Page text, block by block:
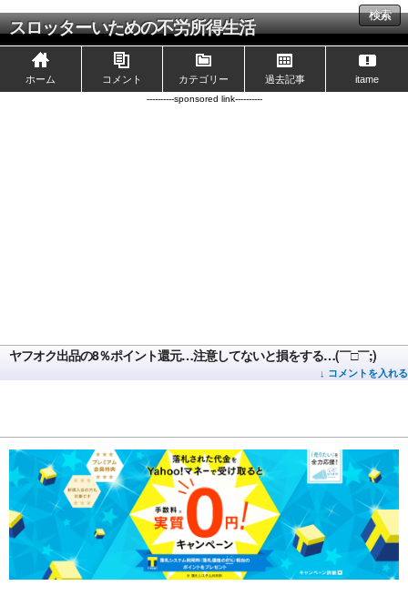
スロッターいための不労所得生活
検索
ホーム コメント カテゴリー 過去記事 itame
----------sponsored link----------
ヤフオク出品の8％ポイント還元…注意してないと損をする…(￣□￣;)
↓ コメントを入れる